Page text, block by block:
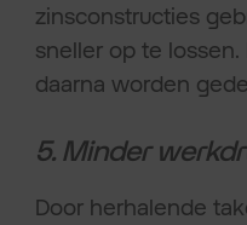
zinsconstructies
sneller op te
daarna worden
5. Minder
Door herhalende